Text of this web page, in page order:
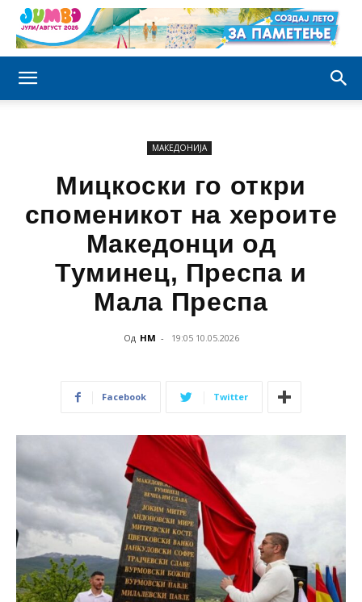
МАКЕДОНИЈА
Мицкоски го откри
споменикот на хероите
Македонци од
Туминец, Преспа и
Мала Преспа
Од НМ - 19:05 10.05.2026
Facebook Twitter